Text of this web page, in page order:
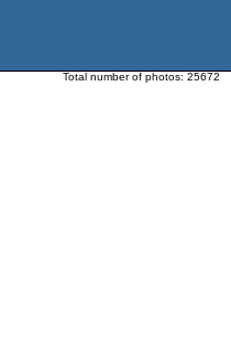
Total number of photos: 25672